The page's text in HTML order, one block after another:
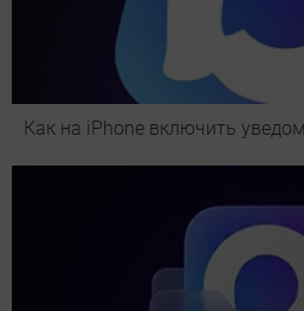
Как на iPhone включить